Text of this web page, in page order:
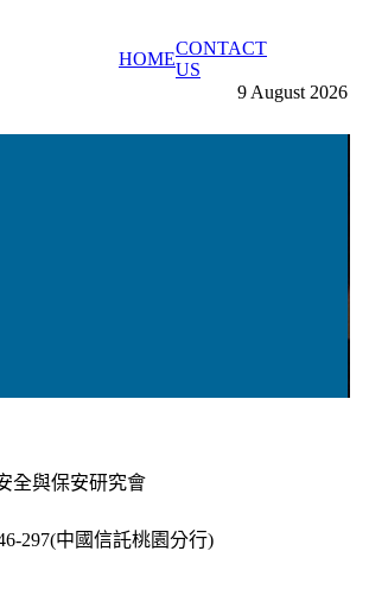
HOME
CONTACT
US
9 August 2026
全與保安研究會
297(中國信託桃園分行)